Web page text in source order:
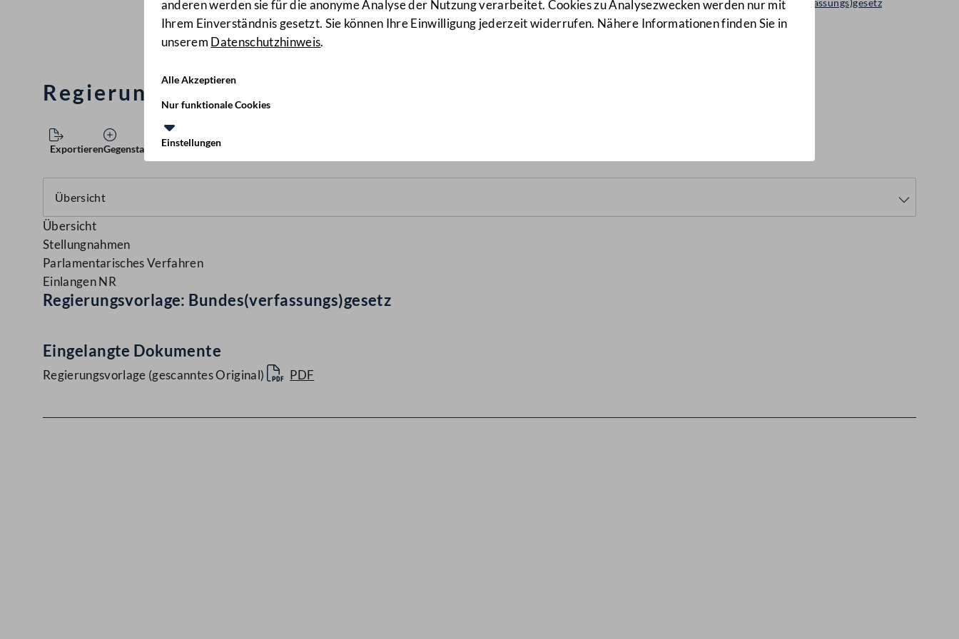
anderen werden sie für die anonyme Analyse der Nutzung verarbeitet. Cookies zu Analysezwecken werden nur mit
Ihrem Einverständnis gesetzt. Sie können Ihre Einwilligung jederzeit widerrufen. Nähere Informationen finden Sie in
unserem Datenschutzhinweis.
Alle Akzeptieren
Nur funktionale Cookies
Einstellungen
Regierungsvorlage: Bundes(verfassungs)gesetz
57 d.B.
Regierungsvorlage: Bundes(verfassungs)gesetz
ExportierenGegenstand speichern
Übersicht
Stellungnahmen
Parlamentarisches Verfahren
Einlangen NR
Regierungsvorlage: Bundes(verfassungs)gesetz
Eingelangte Dokumente
Regierungsvorlage (gescanntes Original) PDF